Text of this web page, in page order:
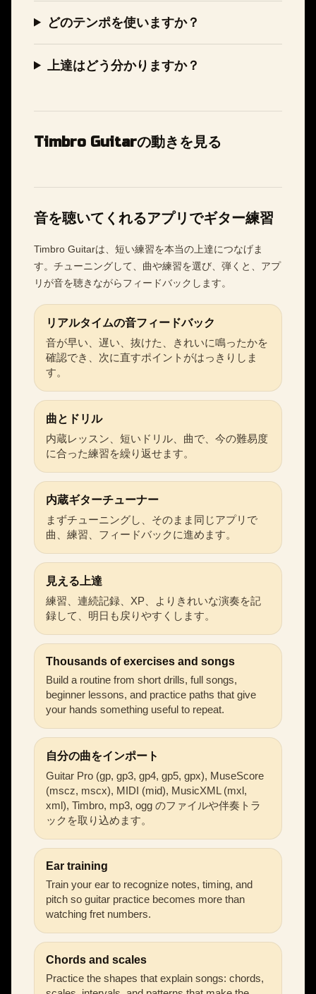
どのテンポを使いますか？
上達はどう分かりますか？
Timbro Guitarの動きを見る
音を聴いてくれるアプリでギター練習
Timbro Guitarは、短い練習を本当の上達につなげま
す。チューニングして、曲や練習を選び、弾くと、アプ
リが音を聴きながらフィードバックします。
リアルタイムの音フィードバック
音が早い、遅い、抜けた、きれいに鳴ったかを
確認でき、次に直すポイントがはっきりしま
す。
曲とドリル
内蔵レッスン、短いドリル、曲で、今の難易度
に合った練習を繰り返せます。
内蔵ギターチューナー
まずチューニングし、そのまま同じアプリで
曲、練習、フィードバックに進めます。
見える上達
練習、連続記録、XP、よりきれいな演奏を記
録して、明日も戻りやすくします。
Thousands of exercises and songs
Build a routine from short drills, full songs,
beginner lessons, and practice paths that give
your hands something useful to repeat.
自分の曲をインポート
Guitar Pro (gp, gp3, gp4, gp5, gpx), MuseScore
(mscz, mscx), MIDI (mid), MusicXML (mxl,
xml), Timbro, mp3, ogg のファイルや伴奏トラ
ックを取り込めます。
Ear training
Train your ear to recognize notes, timing, and
pitch so guitar practice becomes more than
watching fret numbers.
Chords and scales
Practice the shapes that explain songs: chords,